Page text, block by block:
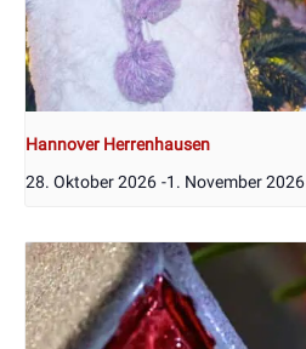
Hannover Herrenhausen
28. Oktober 2026 -1. November 2026